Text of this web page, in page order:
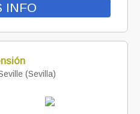
INFO
(Sevilla)